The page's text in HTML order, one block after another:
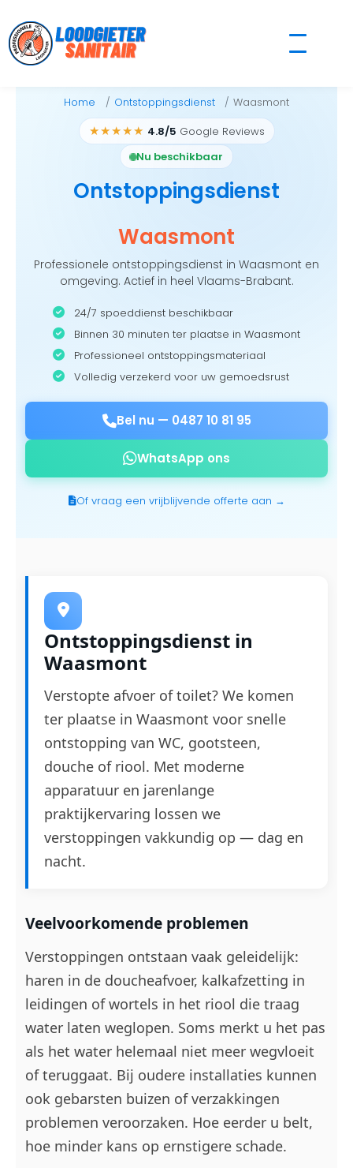
to
content
Home Ontstoppingsdienst Waasmont
★★★★★ 4.8/5 Google Reviews
Nu beschikbaar
Ontstoppingsdienst
Waasmont
Professionele ontstoppingsdienst in Waasmont en
omgeving. Actief in heel Vlaams-Brabant.
24/7 spoeddienst beschikbaar
Binnen 30 minuten ter plaatse in Waasmont
Professioneel ontstoppingsmateriaal
Volledig verzekerd voor uw gemoedsrust
Bel nu — 0487 10 81 95
WhatsApp ons
Of vraag een vrijblijvende offerte aan →
Ontstoppingsdienst in
Waasmont
Verstopte afvoer of toilet? We komen
ter plaatse in Waasmont voor snelle
ontstopping van WC, gootsteen,
douche of riool. Met moderne
apparatuur en jarenlange
praktijkervaring lossen we
verstoppingen vakkundig op — dag en
nacht.
Veelvoorkomende problemen
Verstoppingen ontstaan vaak geleidelijk:
haren in de doucheafvoer, kalkafzetting in
leidingen of wortels in het riool die traag
water laten weglopen. Soms merkt u het pas
als het water helemaal niet meer wegvloeit
of teruggaat. Bij oudere installaties kunnen
ook gebarsten buizen of verzakkingen
problemen veroorzaken. Hoe eerder u belt,
hoe minder kans op ernstigere schade.